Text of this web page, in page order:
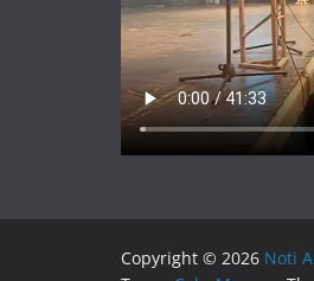
Copyright © 2026 Noti